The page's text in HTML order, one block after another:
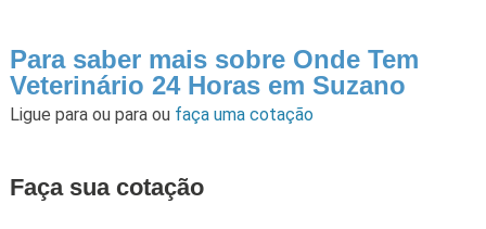
Para saber mais sobre Onde Tem
Veterinário 24 Horas em Suzano
Ligue para ou para ou faça uma cotação
Faça sua cotação